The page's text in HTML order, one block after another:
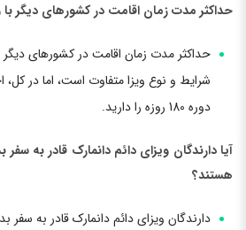
حداکثر مدت زمان اقامت در کشورهای دیگر
حداکثر مدت زمان اقامت در کشورهای دیگر
دوره 180 روزه را دارید.
آیا دارندگان ویزای دائم دانمارک قادر به
هستند؟
دارندگان ویزای دائم دانمارک قادر به